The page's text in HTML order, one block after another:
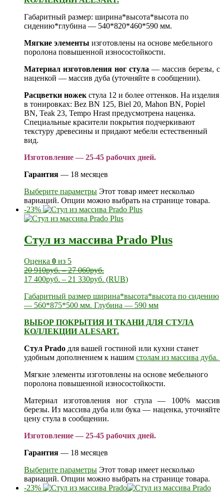
Габаритный размер: ширина*высота*высота по
сидению*глубина — 540*820*460*590 мм.
Мягкие элементы изготовлены на основе мебельного
поролона повышенной износостойкости.
Материал изготовления ног стула — массив березы, с
наценкой — массив дуба (уточняйте в сообщении).
Расцветки ножек стула 12 и более оттенков. На изделия
в тонировках: Bez BN 125, Biel 20, Mahon BN, Popiel
BN, Teak 23, Tempo Hrast предусмотрена наценка.
Специальные красители покрытия подчеркивают
текстуру древесины и придают мебели естественный
вид.
Изготовление — 25-45 рабочих дней.
Гарантия — 18 месяцев
Выберите параметры Этот товар имеет несколько
вариаций. Опции можно выбрать на странице товара.
-23%
Стул из массива Prado Plus
Оценка 0 из 5
20 910руб.–27 060руб.
17 400руб. – 21 330руб. (RUB)
Габаритный размер ширина*высота*высота по сидению
— 560*875*500 мм. Глубина — 590 мм
ВЫБОР ПОКРЫТИЯ И ТКАНИ ДЛЯ СТУЛА
КОЛЛЕКЦИИ ALESART.
Стул Prado для вашей гостиной или кухни станет
удобным дополнением к нашим столам из массива дуба.
Мягкие элементы изготовлены на основе мебельного
поролона повышенной износостойкости.
Материал изготовления ног стула — 100% массив
березы. Из массива дуба или бука — наценка, уточняйте
цену стула в сообщении.
Изготовление — 25-45 рабочих дней.
Гарантия — 18 месяцев
Выберите параметры Этот товар имеет несколько
вариаций. Опции можно выбрать на странице товара.
-23%